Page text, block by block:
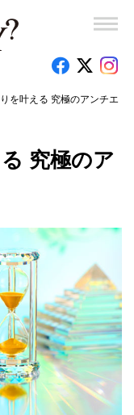
を叶える 究極のアンチエ
究極のア